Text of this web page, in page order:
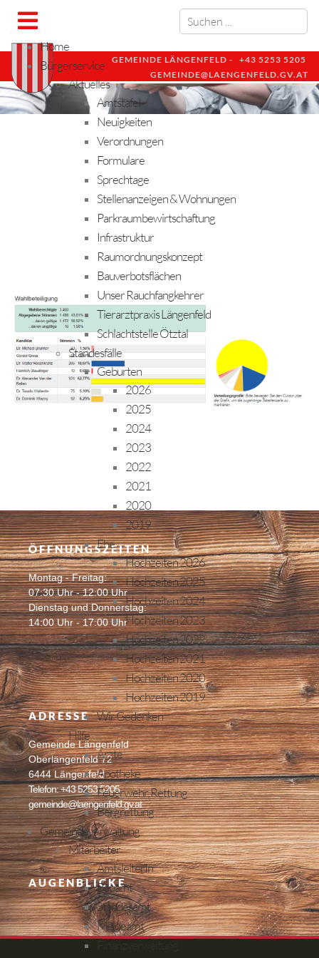
GEMEINDE LÄNGENFELD - +43 5253 5205
GEMEINDE@LAENGENFELD.GV.AT
Home
Bürgerservice
Aktuelles
Amtstafel
Neuigkeiten
Verordnungen
Formulare
Sprechtage
Stellenanzeigen & Wohnungen
Parkraumbewirtschaftung
Infrastruktur
Raumordnungskonzept
Bauverbotsflächen
Unser Rauchfangkehrer
Tierarztpraxis Längenfeld
Schlachtstelle Ötztal
Standesfälle
Geburten
2026
2025
2024
2023
2022
2021
2020
2019
Ehe
Hochzeiten 2026
Hochzeiten 2025
Hochzeiten 2024
Hochzeiten 2023
Hochzeiten 2022
Hochzeiten 2021
Hochzeiten 2020
Hochzeiten 2019
Wir Gedenken
Hilfe
Ärzte
Apotheke
Feuerwehr, Rettung
Bergrettung
Gemeindeverwaltung
Mitarbeiter
AmtsleiterIn
Bauamt
Standesamt
Meldeamt
Finanzverwaltung
ÖFFNUNGSZEITEN
Montag - Freitag:
07:30 Uhr - 12:00 Uhr
Dienstag und Donnerstag:
14:00 Uhr - 17:00 Uhr
ADRESSE
Gemeinde Längenfeld
Oberlängenfeld 72
6444 Längenfeld
Telefon: +43 5253 5205
gemeinde@laengenfeld.gv.at
AUGENBLICKE